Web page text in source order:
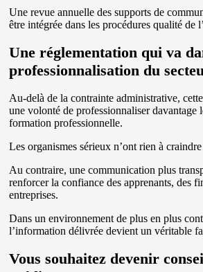
Une revue annuelle des supports de
être intégrée dans les procédures qualité de
Une réglementation qui va
professionnalisation du
Au-delà de la contrainte administrative,
une volonté de professionnaliser davantage
formation professionnelle.
Les organismes sérieux n’ont rien à
Au contraire, une communication plus
renforcer la confiance des apprenants, des
entreprises.
Dans un environnement de plus en plus
l’information délivrée devient un véritable
Vous souhaitez devenir